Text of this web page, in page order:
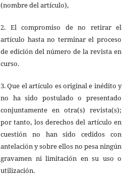
(nombre del artículo),
2. El compromiso de no retirar el
artículo hasta no terminar el proceso
de edición del número de la revista en
curso.
3. Que el artículo es original e inédito y
no ha sido postulado o presentado
conjuntamente en otra(s) revista(s);
por tanto, los derechos del artículo en
cuestión no han sido cedidos con
antelación y sobre ellos no pesa ningún
gravamen ni limitación en su uso o
utilización.